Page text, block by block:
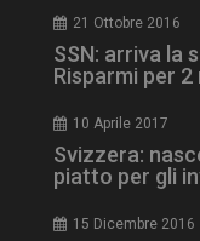
21 Ottobre 2016
SSN: arriva la
Risparmi per 2
10 Aprile 2017
Svizzera:
piatto per gli
15 Dicembre 2016